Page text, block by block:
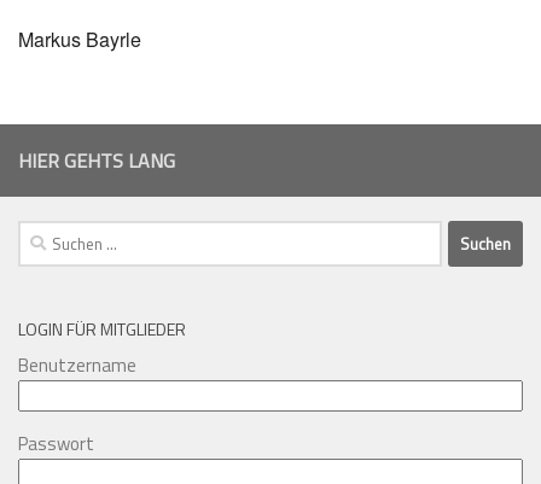
Markus Bayrle
HIER GEHTS LANG
Suchen
nach:
LOGIN FÜR MITGLIEDER
Benutzername
Passwort